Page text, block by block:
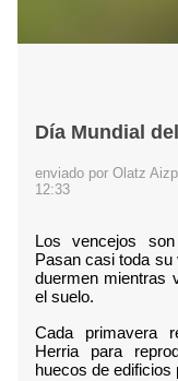
Día Mundial
enviado por Olatz
12:33
Los vencejos
Pasan casi toda
duermen mientras
el suelo.
Cada primavera
Herria para
huecos de